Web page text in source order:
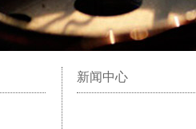
新闻中心